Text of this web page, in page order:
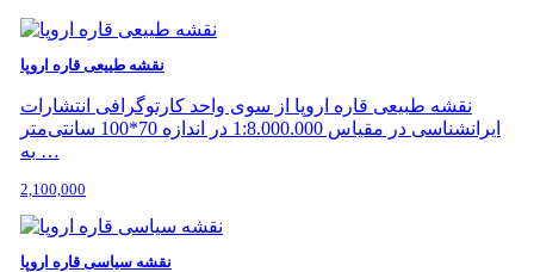
نقشه طییعی قاره اروپا
نقشه طبیعی قاره اروپا از سوی واحد کارتوگرافی انتشارات
ایرانشناسی در مقیاس 1:8.000.000 در اندازه 70*100 سانتی‌متر
به …
2,100,000
نقشه سیاسی قاره اروپا